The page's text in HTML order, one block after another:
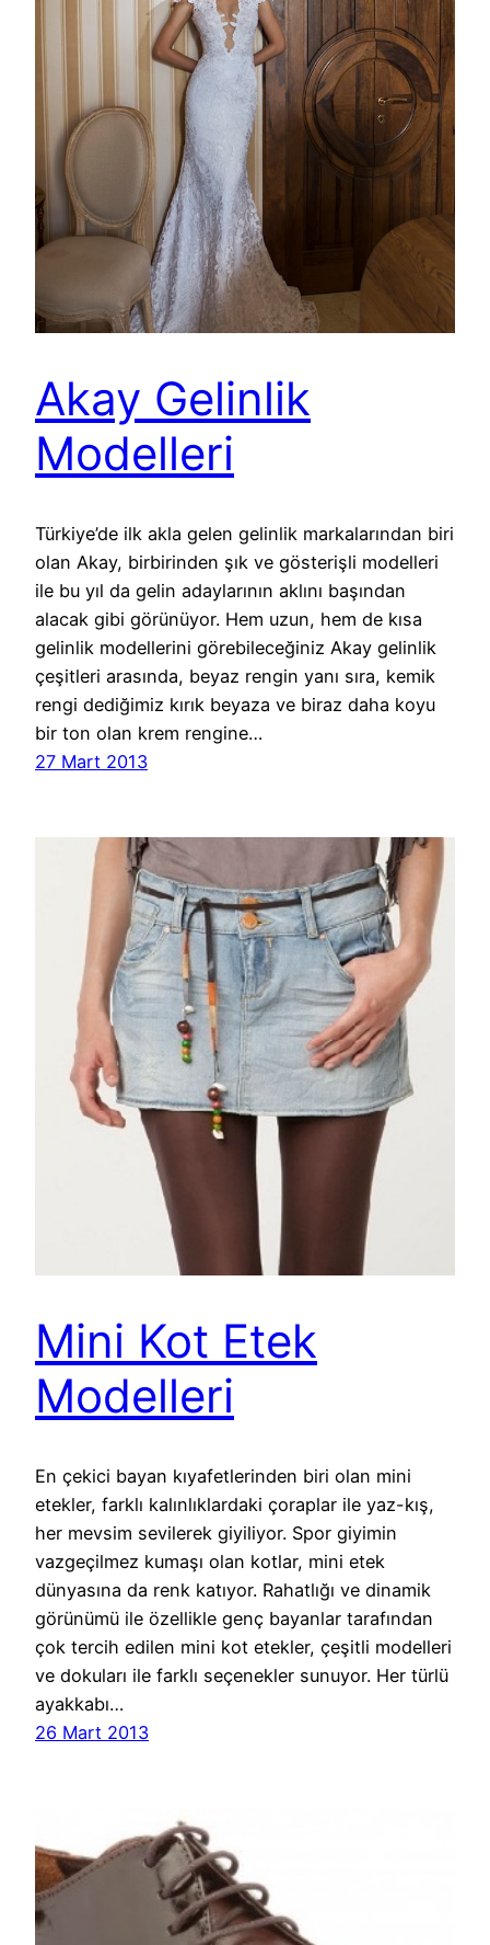
Akay Gelinlik
Modelleri
Türkiye’de ilk akla gelen gelinlik markalarından biri
olan Akay, birbirinden şık ve gösterişli modelleri
ile bu yıl da gelin adaylarının aklını başından
alacak gibi görünüyor. Hem uzun, hem de kısa
gelinlik modellerini görebileceğiniz Akay gelinlik
çeşitleri arasında, beyaz rengin yanı sıra, kemik
rengi dediğimiz kırık beyaza ve biraz daha koyu
bir ton olan krem rengine…
27 Mart 2013
Mini Kot Etek
Modelleri
En çekici bayan kıyafetlerinden biri olan mini
etekler, farklı kalınlıklardaki çoraplar ile yaz-kış,
her mevsim sevilerek giyiliyor. Spor giyimin
vazgeçilmez kumaşı olan kotlar, mini etek
dünyasına da renk katıyor. Rahatlığı ve dinamik
görünümü ile özellikle genç bayanlar tarafından
çok tercih edilen mini kot etekler, çeşitli modelleri
ve dokuları ile farklı seçenekler sunuyor. Her türlü
ayakkabı…
26 Mart 2013